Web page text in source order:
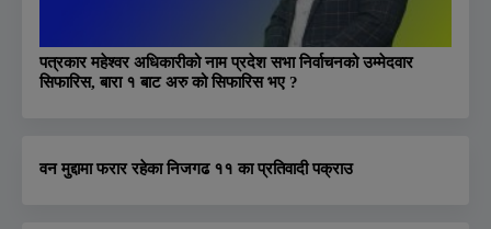
पत्रकार महेश्वर अधिकारीको नाम प्रदेश सभा निर्वाचनको उम्मेदवार
सिफारिस, बारा १ बाट अरु को सिफारिस भए ?
वन मुद्दामा फरार रहेका निजगढ ११ का प्रतिवादी पक्राउ